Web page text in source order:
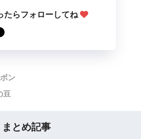
たらフォローしてね
ン
豆
まとめ記事